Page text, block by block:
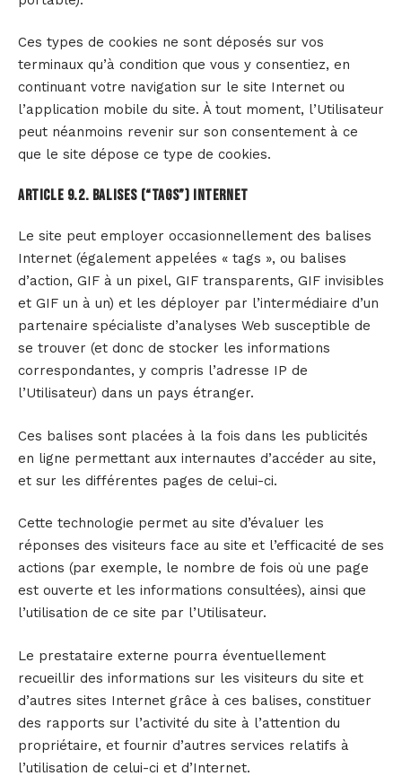
Ces types de cookies ne sont déposés sur vos
terminaux qu’à condition que vous y consentiez, en
continuant votre navigation sur le site Internet ou
l’application mobile du site. À tout moment, l’Utilisateur
peut néanmoins revenir sur son consentement à ce
que le site dépose ce type de cookies.
Article 9.2. BALISES (“TAGS”) INTERNET
Le site peut employer occasionnellement des balises
Internet (également appelées « tags », ou balises
d’action, GIF à un pixel, GIF transparents, GIF invisibles
et GIF un à un) et les déployer par l’intermédiaire d’un
partenaire spécialiste d’analyses Web susceptible de
se trouver (et donc de stocker les informations
correspondantes, y compris l’adresse IP de
l’Utilisateur) dans un pays étranger.
Ces balises sont placées à la fois dans les publicités
en ligne permettant aux internautes d’accéder au site,
et sur les différentes pages de celui-ci.
Cette technologie permet au site d’évaluer les
réponses des visiteurs face au site et l’efficacité de ses
actions (par exemple, le nombre de fois où une page
est ouverte et les informations consultées), ainsi que
l’utilisation de ce site par l’Utilisateur.
Le prestataire externe pourra éventuellement
recueillir des informations sur les visiteurs du site et
d’autres sites Internet grâce à ces balises, constituer
des rapports sur l’activité du site à l’attention du
propriétaire, et fournir d’autres services relatifs à
l’utilisation de celui-ci et d’Internet.